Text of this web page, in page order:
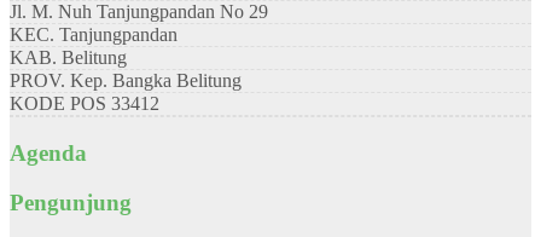
Jl. M. Nuh Tanjungpandan No 29
KEC. Tanjungpandan
KAB. Belitung
PROV. Kep. Bangka Belitung
KODE POS 33412
Agenda
Pengunjung